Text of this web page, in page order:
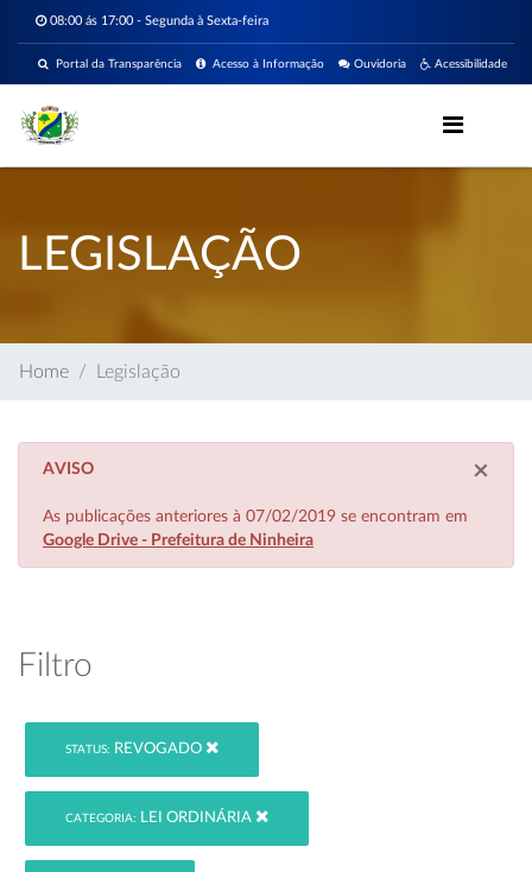
08:00 ás 17:00 - Segunda à Sexta-feira
Acessibilidade
Ouvidoria
Acesso à Informação
Portal da Transparência
LEGISLAÇÃO
Home Legislação
×
AVISO
As publicações anteriores à 07/02/2019 se encontram em
Google Drive - Prefeitura de Ninheira
Filtro
STATUS: REVOGADO
CATEGORIA: LEI ORDINÁRIA